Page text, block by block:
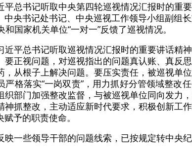
总书记听取中央第四轮巡视情况汇报时的重
央书记处书记、中央巡视工作领导小组副组
国家机关单位“一对一”反馈了巡视情况。
近平总书记听取巡视情况汇报时的重要讲话精
正视问题，对巡视指出的问题真认账、真反
从根子上解决问题。要压实责任，被巡视单
格落实“一岗双责”，用力抓好分管领域整改
部门加强整改监督，与被巡视单位同向发力
抓整改，主动适应新时代要求，积极创新工
予的职责使命。
一些领导干部的问题线索，已按规定转中央